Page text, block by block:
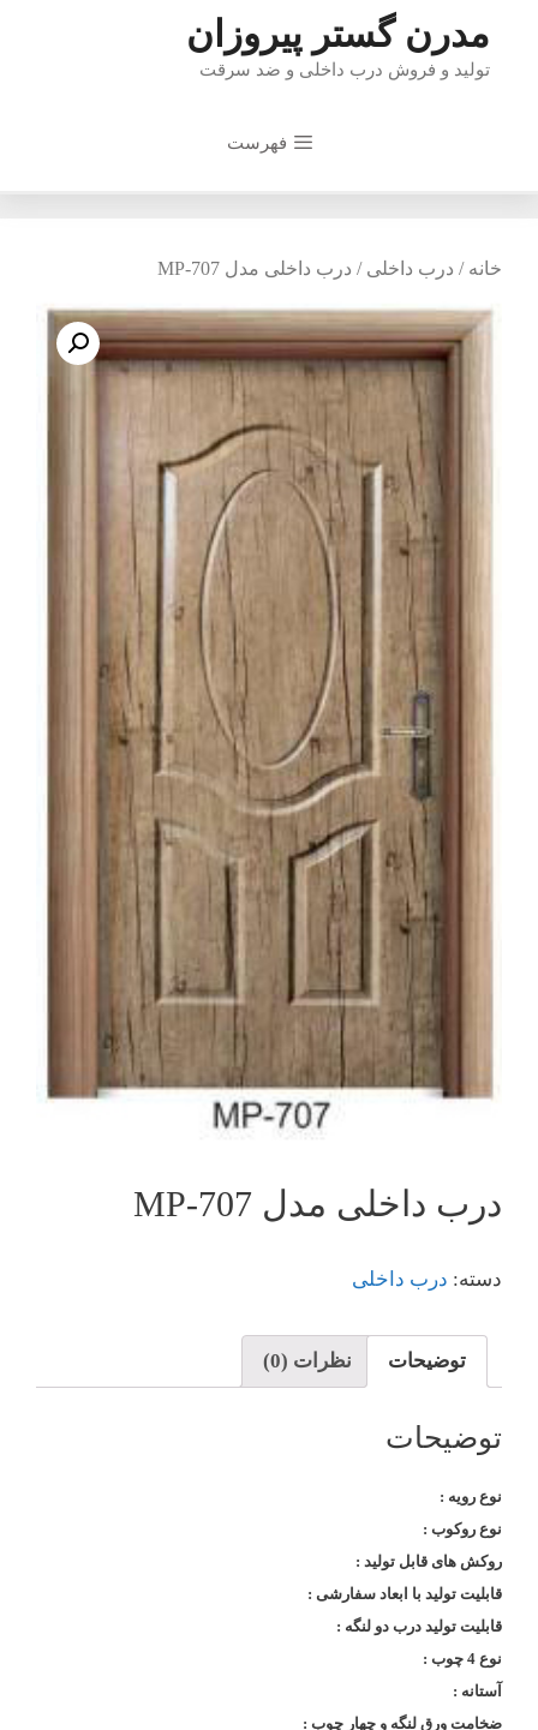
مدرن گستر پیروزان
تولید و فروش درب داخلی و ضد سرقت
فهرست
خانه / درب داخلی / درب داخلی مدل MP-707
درب داخلی مدل MP-707
دسته: درب داخلی
توضیحات نظرات (0)
توضیحات
نوع رویه :
نوع روکوب :
روکش های قابل تولید :
قابلیت تولید با ابعاد سفارشی :
قابلیت تولید درب دو لنگه :
نوع 4 چوب :
آستانه :
ضخامت ورق لنگه و چهار چوب :